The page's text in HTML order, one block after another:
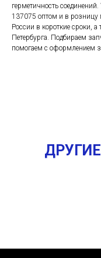
герметичность
137075 оптом и в розницу
России в короткие сроки,
Петербурга. Подбираем
помогаем с оформлением